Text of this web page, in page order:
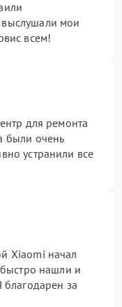
мои
всем!
для ремонта
были очень
устранили все
Xiaomi начал
быстро нашли и
благодарен за